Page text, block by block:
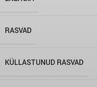
RASVAD
KÜLLASTUNUD RASVAD